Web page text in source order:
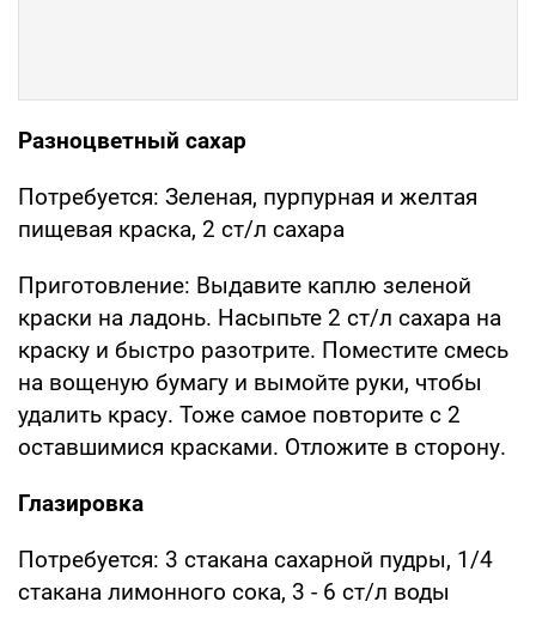
Разноцветный сахар
Потребуется: Зеленая, пурпурная и желтая
пищевая краска, 2 ст/л сахара
Приготовление: Выдавите каплю зеленой
краски на ладонь. Насыпьте 2 ст/л сахара на
краску и быстро разотрите. Поместите смесь
на вощеную бумагу и вымойте руки, чтобы
удалить красу. Тоже самое повторите с 2
оставшимися красками. Отложите в сторону.
Глазировка
Потребуется: 3 стакана сахарной пудры, 1/4
стакана лимонного сока, 3 - 6 ст/л воды